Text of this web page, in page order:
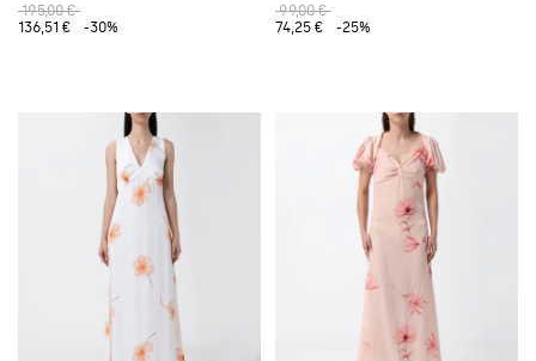
195,00 €
136,51 €
-30%
99,00 €
74,25 €
-25%